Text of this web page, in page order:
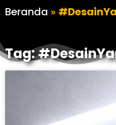
Beranda »
Tag: